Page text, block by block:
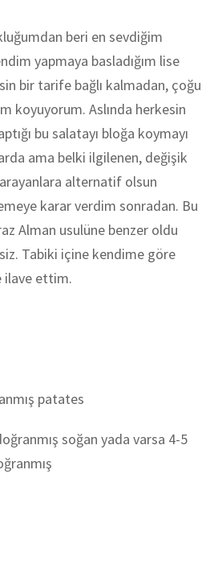
beri en sevdiğim
yapmaya basladığım lise
bir tarife bağlı kalmadan, çoğu
koyuyorum. Aslında herkesin
bu salatayı bloğa koymayı
ama belki ilgilenen, değişik
alternatif olsun
karar verdim sonradan. Bu
Alman usulüne benzer oldu
Tabiki içine kendime göre
ilave ettim.
patates
soğan yada varsa 4-5